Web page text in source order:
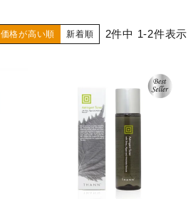
価格が高い順 新着順 2件中 1-2件表示